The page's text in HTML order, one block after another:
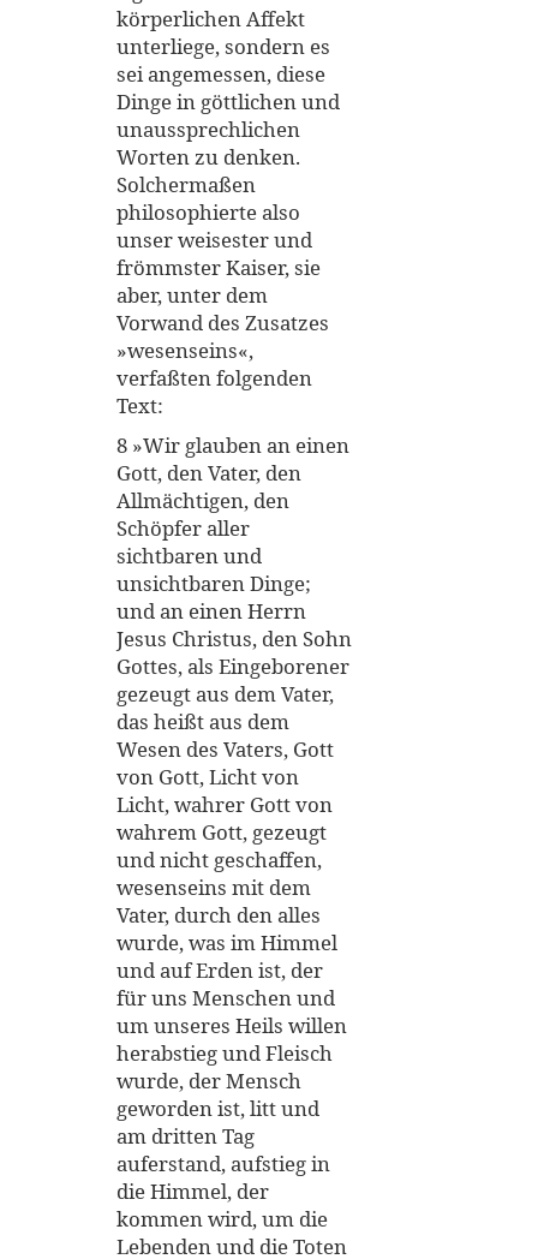
körperlichen Affekt
unterliege, sondern es
sei angemessen, diese
Dinge in göttlichen und
unaussprechlichen
Worten zu denken.
Solchermaßen
philosophierte also
unser weisester und
frömmster Kaiser, sie
aber, unter dem
Vorwand des Zusatzes
»wesenseins«,
verfaßten folgenden
Text:
8 »Wir glauben an einen
Gott, den Vater, den
Allmächtigen, den
Schöpfer aller
sichtbaren und
unsichtbaren Dinge;
und an einen Herrn
Jesus Christus, den Sohn
Gottes, als Eingeborener
gezeugt aus dem Vater,
das heißt aus dem
Wesen des Vaters, Gott
von Gott, Licht von
Licht, wahrer Gott von
wahrem Gott, gezeugt
und nicht geschaffen,
wesenseins mit dem
Vater, durch den alles
wurde, was im Himmel
und auf Erden ist, der
für uns Menschen und
um unseres Heils willen
herabstieg und Fleisch
wurde, der Mensch
geworden ist, litt und
am dritten Tag
auferstand, aufstieg in
die Himmel, der
kommen wird, um die
Lebenden und die Toten